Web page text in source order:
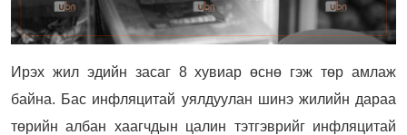
Ирэх жил эдийн засаг 8 хувиар өснө гэж төр амлаж
байна. Бас инфляцитай уялдуулан шинэ жилийн дараа
төрийн албан хаагчдын цалин тэтгэврийг инфляцитай